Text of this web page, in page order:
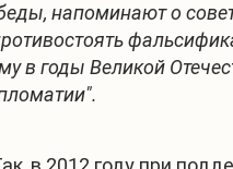
напоминают о
в годы Великой